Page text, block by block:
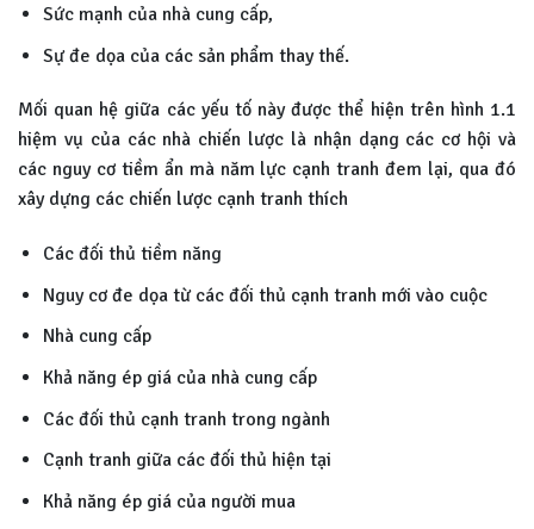
Sức mạnh của nhà cung cấp,
Sự đe dọa của các sản phẩm thay thế.
Mối quan hệ giữa các yếu tố này được thể hiện trên hình 1.1
hiệm vụ của các nhà chiến lược là nhận dạng các cơ hội và
các nguy cơ tiềm ẩn mà năm lực cạnh tranh đem lại, qua đó
xây dựng các chiến lược cạnh tranh thích
Các đối thủ tiềm năng
Nguy cơ đe dọa từ các đối thủ cạnh tranh mới vào cuộc
Nhà cung cấp
Khả năng ép giá của nhà cung cấp
Các đối thủ cạnh tranh trong ngành
Cạnh tranh giữa các đối thủ hiện tại
Khả năng ép giá của người mua